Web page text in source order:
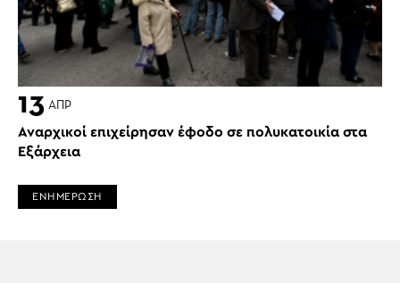
13 ΑΠΡ
Αναρχικοί επιχείρησαν έφοδο σε πολυκατοικία στα
Εξάρχεια
ΕΝΗΜΕΡΩΣΗ